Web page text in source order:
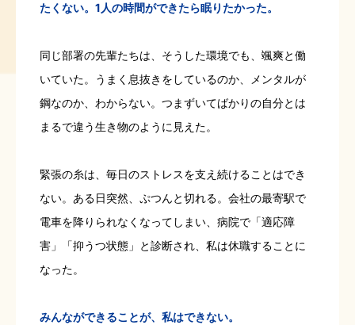
たくない。1人の時間ができたら眠りたかった。
同じ部署の先輩たちは、そうした環境でも、颯爽と働
いていた。うまく息抜きをしているのか、メンタルが
鋼なのか、わからない。つまずいてばかりの自分とは
まるで違う生き物のように見えた。
緊張の糸は、毎日のストレスを支え続けることはでき
ない。ある日突然、ぷつんと切れる。会社の最寄駅で
電車を降りられなくなってしまい、病院で「適応障
害」「抑うつ状態」と診断され、私は休職することに
なった。
みんなができることが、私はできない。